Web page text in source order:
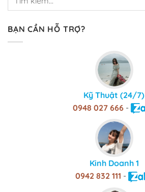
BẠN CẦN HỖ TRỢ?
Kỹ Thuật (24/7)
0948 027 666-
Kinh Doanh 1
0942 832 111 -